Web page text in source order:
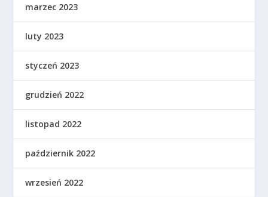
marzec 2023
luty 2023
styczeń 2023
grudzień 2022
listopad 2022
październik 2022
wrzesień 2022